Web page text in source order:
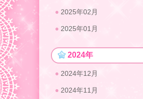
2025年02月
2025年01月
2024年
2024年12月
2024年11月